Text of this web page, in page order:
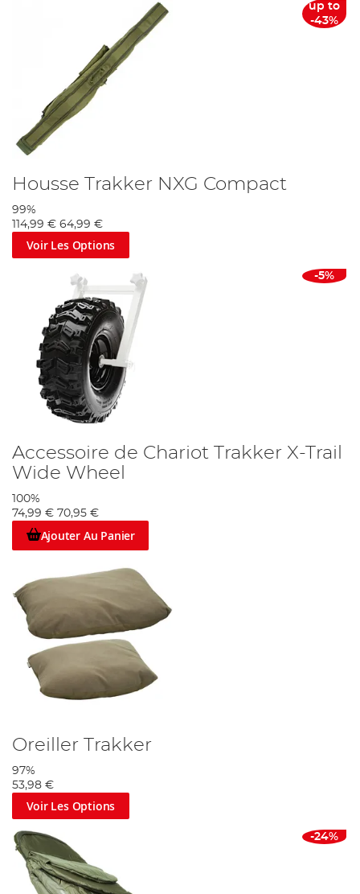
up to
-43%
Housse Trakker NXG Compact
99%
114,99 € 64,99 €
Voir Les Options
-5%
Accessoire de Chariot Trakker X-Trail
Wide Wheel
100%
74,99 € 70,95 €
Ajouter Au Panier
Oreiller Trakker
97%
53,98 €
Voir Les Options
-24%